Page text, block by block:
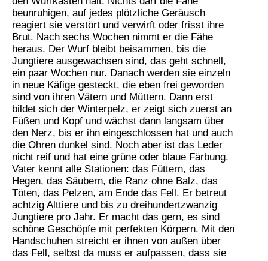
beunruhigen, auf jedes plötzliche Geräusch
reagiert sie verstört und verwirft oder frisst ihre
Brut. Nach sechs Wochen nimmt er die Fähe
heraus. Der Wurf bleibt beisammen, bis die
Jungtiere ausgewachsen sind, das geht schnell,
ein paar Wochen nur. Danach werden sie einzeln
in neue Käfige gesteckt, die eben frei geworden
sind von ihren Vätern und Müttern. Dann erst
bildet sich der Winterpelz, er zeigt sich zuerst an
Füßen und Kopf und wächst dann langsam über
den Nerz, bis er ihn eingeschlossen hat und auch
die Ohren dunkel sind. Noch aber ist das Leder
nicht reif und hat eine grüne oder blaue Färbung.
Vater kennt alle Stationen: das Füttern, das
Hegen, das Säubern, die Ranz ohne Balz, das
Töten, das Pelzen, am Ende das Fell. Er betreut
achtzig Alttiere und bis zu dreihundertzwanzig
Jungtiere pro Jahr. Er macht das gern, es sind
schöne Geschöpfe mit perfekten Körpern. Mit den
Handschuhen streicht er ihnen von außen über
das Fell, selbst da muss er aufpassen, dass sie